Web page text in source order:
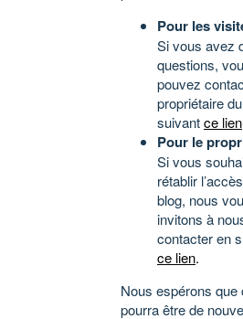
Pour les
Si vous avez
questions,
pouvez
propriétaire
suivantce lien
Pour le
Si vous
rétablir
blog, nous
invitons à
contacter en
ce lien.
Nous espérons que
pourra être de